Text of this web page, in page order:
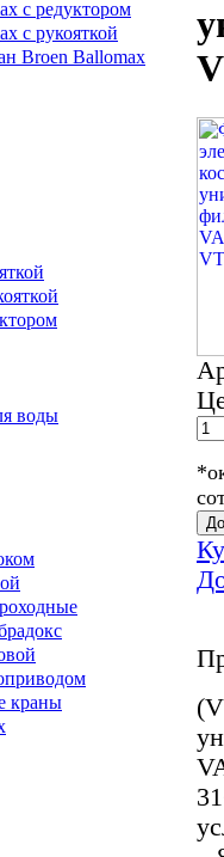
с редуктором
с рукояткой
Broen Ballomax
воды
краны